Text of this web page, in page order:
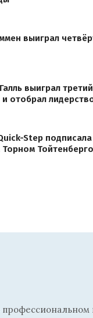
выиграл
выиграл
и отобрал
Step
профессиональном